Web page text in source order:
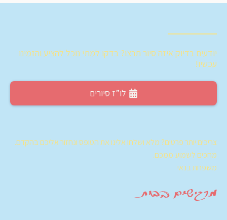
יודעים בדיוק איזה סיור תרצו? בדקו למתי נוכל להציע והזמינו
עכשיו!
לו”ז סיורים
צריכים יותר פרטים? מלא ושלחו אלינו את הטופס ונחזור אליכם בהקדם.
מחכים לשמוע ממכם.
משפחת בנאי